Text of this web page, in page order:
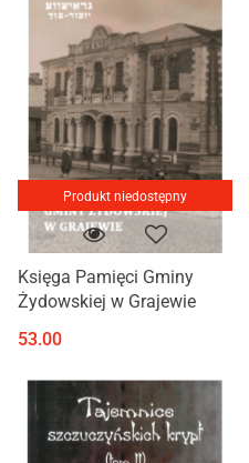
Produkt niedostępny
Księga Pamięci Gminy
Żydowskiej w Grajewie
53.00